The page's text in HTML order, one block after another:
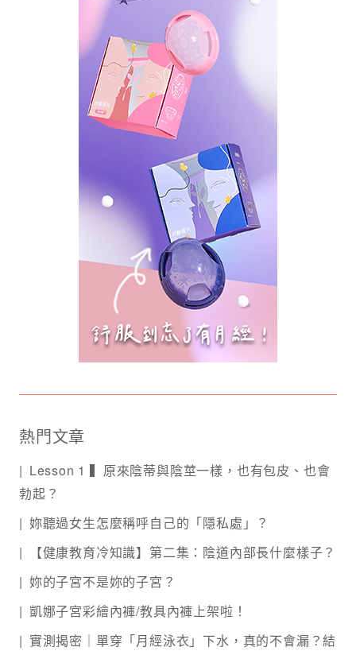
熱門文章
Lesson 1 ▍原來陰蒂與陰莖一樣，也有包皮、也會
勃起？
妳聽過女生怎麼稱呼自己的「隱私處」？
【健康教育冷知識】第二集：陰道內部長什麼樣子？
妳的子宮不是妳的子宮？
凱娜子宮彩繪內褲/教具內褲上架啦！
實測揭密｜單穿「月經泳衣」下水，真的不會漏？結